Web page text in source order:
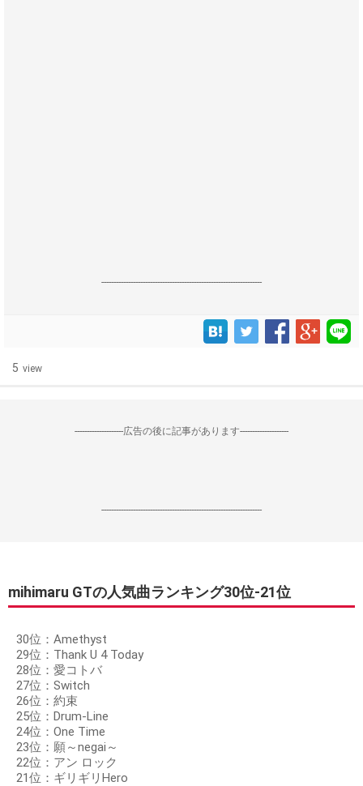
------------------------------------------------------------------
5 view
--------------------広告の後に記事があります--------------------
------------------------------------------------------------------
mihimaru GTの人気曲ランキング30位‐21位
30位：Amethyst
29位：Thank U 4 Today
28位：愛コトバ
27位：Switch
26位：約束
25位：Drum-Line
24位：One Time
23位：願～negai～
22位：アン ロック
21位：ギリギリHero